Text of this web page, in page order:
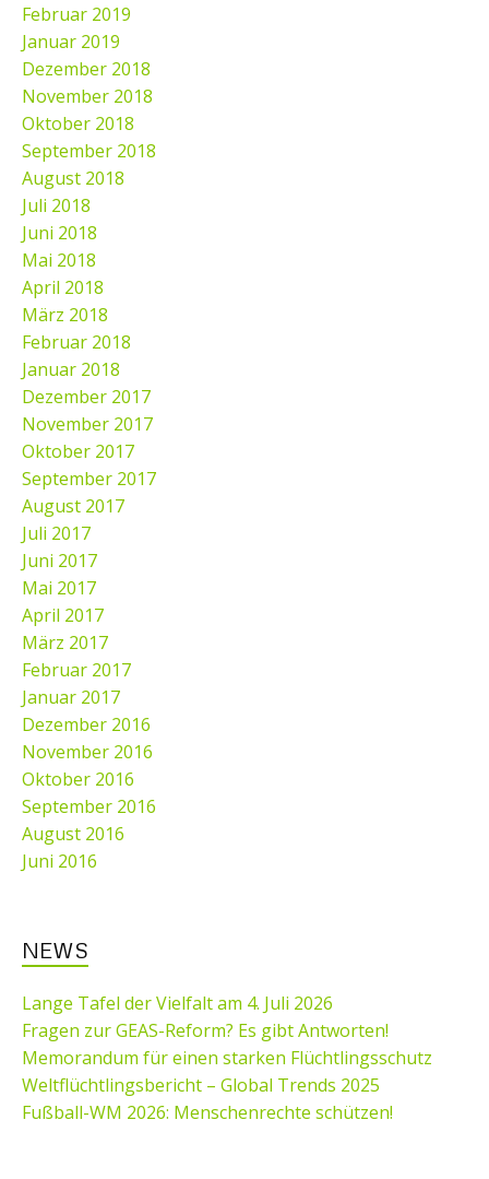
Februar 2019
Januar 2019
Dezember 2018
November 2018
Oktober 2018
September 2018
August 2018
Juli 2018
Juni 2018
Mai 2018
April 2018
März 2018
Februar 2018
Januar 2018
Dezember 2017
November 2017
Oktober 2017
September 2017
August 2017
Juli 2017
Juni 2017
Mai 2017
April 2017
März 2017
Februar 2017
Januar 2017
Dezember 2016
November 2016
Oktober 2016
September 2016
August 2016
Juni 2016
NEWS
Lange Tafel der Vielfalt am 4. Juli 2026
Fragen zur GEAS-Reform? Es gibt Antworten!
Memorandum für einen starken Flüchtlingsschutz
Weltflüchtlingsbericht – Global Trends 2025
Fußball-WM 2026: Menschenrechte schützen!